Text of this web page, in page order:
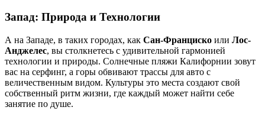
Запад: Природа и Технологии
А на Западе, в таких городах, как Сан-Франциско или Лос-
Анджелес, вы столкнетесь с удивительной гармонией
технологии и природы. Солнечные пляжи Калифорнии зовут
вас на серфинг, а горы обвивают трассы для авто с
величественным видом. Культуры это места создают свой
собственный ритм жизни, где каждый может найти себе
занятие по душе.